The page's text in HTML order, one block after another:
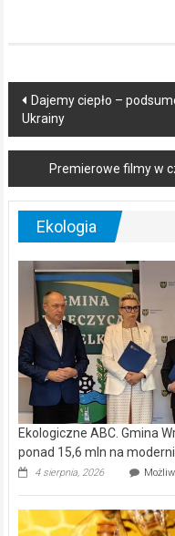
Post
navigation
Dajemy ciepło –
Ukrainy
Premierowe filmy w
Ekologia
Ekologiczne ABC. Gmina
ponad 15,6 mln na
4 sierpnia, 2026